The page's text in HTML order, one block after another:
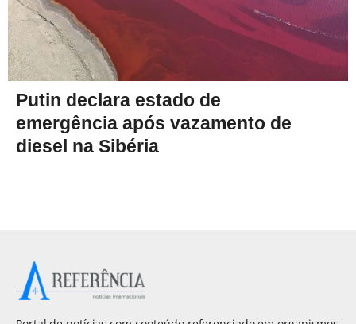
Putin declara estado de
emergência após vazamento de
diesel na Sibéria